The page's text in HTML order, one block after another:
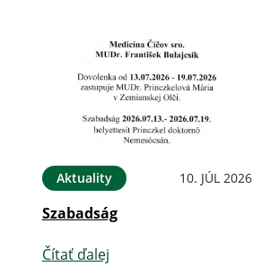
Aktuality 10. JÚL 2026
Szabadság
Čítať ďalej